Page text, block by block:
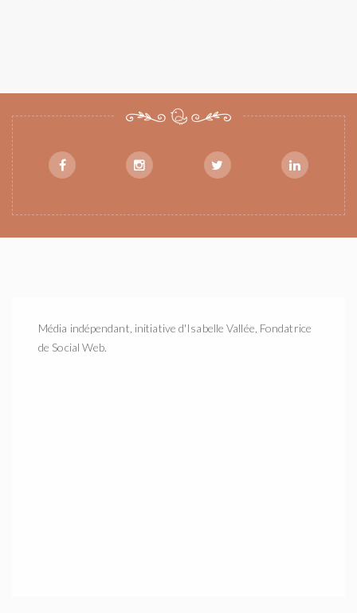
Média indépendant, initiative d'Isabelle Vallée, Fondatrice
de Social Web.